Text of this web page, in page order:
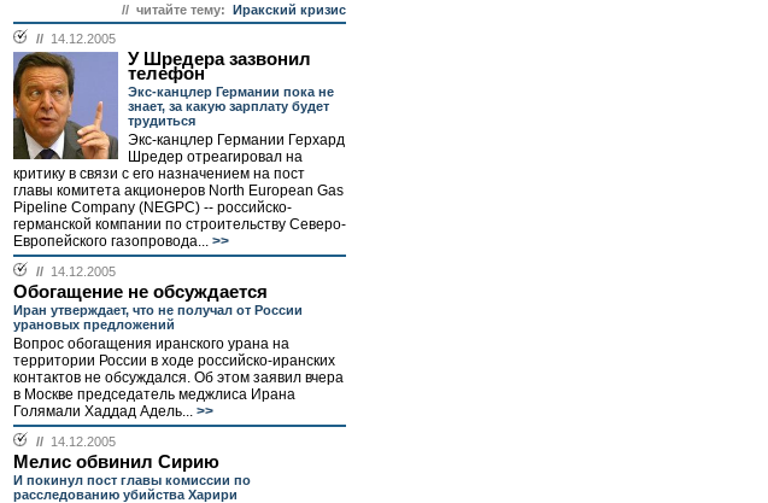
// читайте тему: Иракский кризис
// 14.12.2005
У Шредера зазвонил
телефон
Экс-канцлер Германии пока не
знает, за какую зарплату будет
трудиться
Экс-канцлер Германии Герхард
Шредер отреагировал на
критику в связи с его назначением на пост
главы комитета акционеров North European Gas
Pipeline Company (NEGPC) -- российско-
германской компании по строительству Северо-
Европейского газопровода... >>
// 14.12.2005
Обогащение не обсуждается
Иран утверждает, что не получал от России
урановых предложений
Вопрос обогащения иранского урана на
территории России в ходе российско-иранских
контактов не обсуждался. Об этом заявил вчера
в Москве председатель меджлиса Ирана
Голямали Хаддад Адель... >>
// 14.12.2005
Мелис обвинил Сирию
И покинул пост главы комиссии по
расследованию убийства Харири